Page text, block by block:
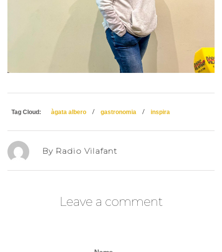
Tag Cloud: àgata albero / gastronomia / inspira
By Radio Vilafant
Leave a comment